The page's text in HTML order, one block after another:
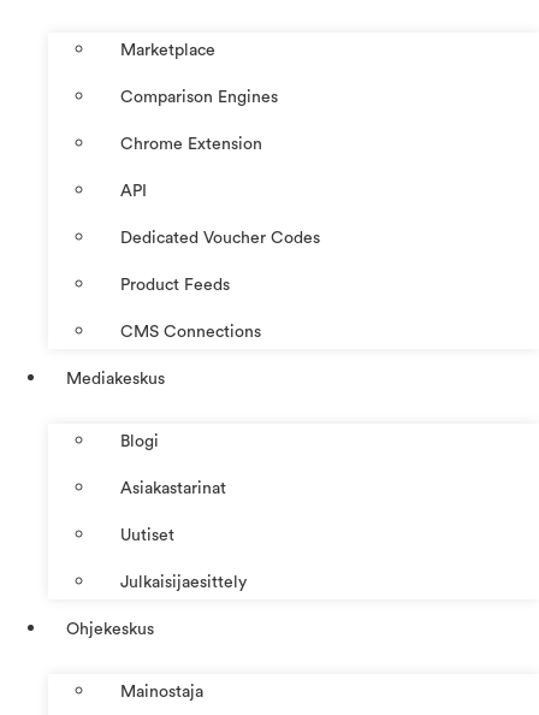
Marketplace
Comparison Engines
Chrome Extension
API
Dedicated Voucher Codes
Product Feeds
CMS Connections
Mediakeskus
Blogi
Asiakastarinat
Uutiset
Julkaisijaesittely
Ohjekeskus
Mainostaja